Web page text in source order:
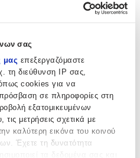
σας
μας επεξεργαζόμαστε
διεύθυνση IP σας,
cookies για να
σε πληροφορίες στη
εξατομικευμένων
μετρήσεις σχετικά με
καλύτερη εικόνα του κοινού
Έχετε τη δυνατότητα